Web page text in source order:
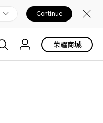
Continue
荣耀商城